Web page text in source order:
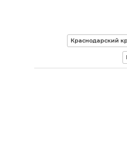
Краснодарский